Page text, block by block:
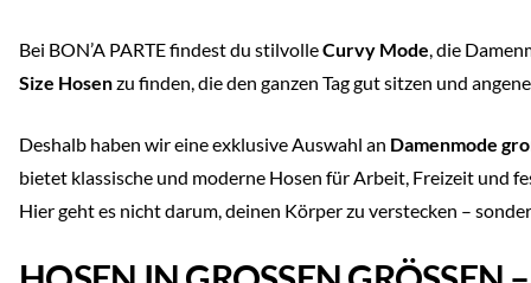
Bei BON’A PARTE findest du stilvolleCurvy Mode, die
Size Hosenzu finden, die den ganzen Tag gut sitzen und
Deshalb haben wir eine exklusive Auswahl an Damenmode
bietet klassische und moderne Hosen für Arbeit, Freizeit und
Hier geht es nicht darum, deinen Körper zu verstecken –